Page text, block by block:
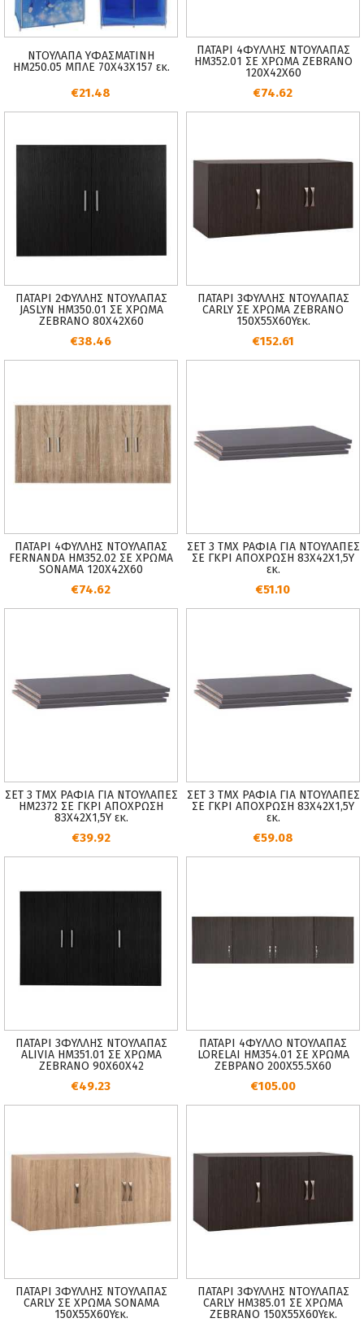
ΝΤΟΥΛΑΠΑ ΥΦΑΣΜΑΤΙΝΗ
HM250.05 ΜΠΛΕ 70Χ43Χ157 εκ.
€21.48
ΠΑΤΑΡΙ 4ΦYΛΛΗΣ ΝΤΟΥΛΑΠΑΣ
HM352.01 ΣΕ ΧΡΩΜΑ ZEBRANO
120Χ42Χ60
€74.62
ΠΑΤΑΡΙ 2ΦΥΛΛΗΣ ΝΤΟΥΛΑΠΑΣ
JASLYN HM350.01 ΣΕ ΧΡΩΜΑ
ZEBRANO 80X42X60
€38.46
ΠΑΤΑΡΙ 3ΦΥΛΛΗΣ ΝΤΟΥΛΑΠΑΣ
CARLY ΣΕ ΧΡΩΜΑ ZEBRANO
150X55X60Υεκ.
€152.61
ΠΑΤΑΡΙ 4ΦΥΛΛΗΣ ΝΤΟΥΛΑΠΑΣ
FERNANDA HM352.02 ΣΕ ΧΡΩΜΑ
SONAMA 120Χ42Χ60
€74.62
ΣΕΤ 3 ΤΜΧ ΡΑΦΙΑ ΓΙΑ ΝΤΟΥΛΑΠΕΣ
ΣΕ ΓΚΡΙ ΑΠΟΧΡΩΣΗ 83Χ42Χ1,5Υ
εκ.
€51.10
ΣΕΤ 3 ΤΜΧ ΡΑΦΙΑ ΓΙΑ ΝΤΟΥΛΑΠΕΣ
HM2372 ΣΕ ΓΚΡΙ ΑΠΟΧΡΩΣΗ
83Χ42Χ1,5Υ εκ.
€39.92
ΣΕΤ 3 ΤΜΧ ΡΑΦΙΑ ΓΙΑ ΝΤΟΥΛΑΠΕΣ
ΣΕ ΓΚΡΙ ΑΠΟΧΡΩΣΗ 83Χ42Χ1,5Υ
εκ.
€59.08
ΠΑΤΑΡΙ 3ΦΥΛΛΗΣ ΝΤΟΥΛΑΠΑΣ
ALIVIA HM351.01 ΣΕ ΧΡΩΜΑ
ZEBRANO 90Χ60Χ42
€49.23
ΠΑΤΑΡΙ 4ΦYΛΛO ΝΤΟΥΛΑΠΑΣ
LORELAI HM354.01 ΣΕ ΧΡΩΜΑ
ΖΕΒΡΑΝΟ 200Χ55.5Χ60
€105.00
ΠΑΤΑΡΙ 3ΦΥΛΛΗΣ ΝΤΟΥΛΑΠΑΣ
CARLY ΣΕ ΧΡΩΜΑ SONAMA
150X55Χ60Υεκ.
ΠΑΤΑΡΙ 3ΦΥΛΛΗΣ ΝΤΟΥΛΑΠΑΣ
CARLY HM385.01 ΣΕ ΧΡΩΜΑ
ZEBRANO 150X55X60Υεκ.